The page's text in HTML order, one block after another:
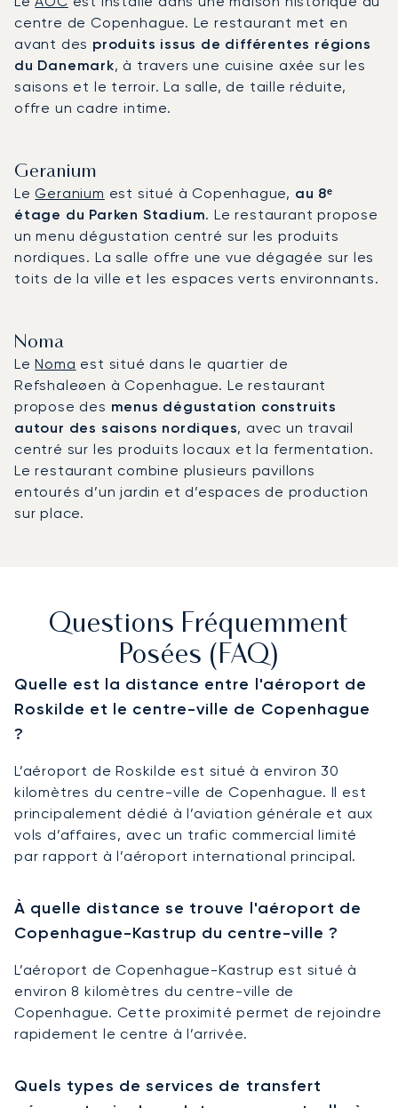
centre de Copenhague. Le restaurant met en
avant des produits issus de différentes régions
du Danemark, à travers une cuisine axée sur les
saisons et le terroir. La salle, de taille réduite,
offre un cadre intime.
Geranium
LeGeranium est situé à Copenhague, au 8ᵉ
étage du Parken Stadium. Le restaurant propose
un menu dégustation centré sur les produits
nordiques. La salle offre une vue dégagée sur les
toits de la ville et les espaces verts environnants.
Noma
LeNoma est situé dans le quartier de
Refshaleøen à Copenhague. Le restaurant
propose des menus dégustation construits
autour des saisons nordiques, avec un travail
centré sur les produits locaux et la fermentation.
Le restaurant combine plusieurs pavillons
entourés d’un jardin et d’espaces de production
sur place.
Questions Fréquemment
Posées (FAQ)
Quelle est la distance entre l'aéroport de
Roskilde et le centre-ville de Copenhague
?
L’aéroport de Roskilde est situé à environ 30
kilomètres du centre-ville de Copenhague. Il est
principalement dédié à l’aviation générale et aux
vols d’affaires, avec un trafic commercial limité
par rapport à l’aéroport international principal.
À quelle distance se trouve l'aéroport de
Copenhague-Kastrup du centre-ville ?
L’aéroport de Copenhague-Kastrup est situé à
environ 8 kilomètres du centre-ville de
Copenhague. Cette proximité permet de rejoindre
rapidement le centre à l’arrivée.
Quels types de services de transfert